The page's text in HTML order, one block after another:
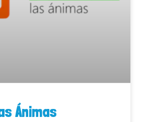
Ánimas